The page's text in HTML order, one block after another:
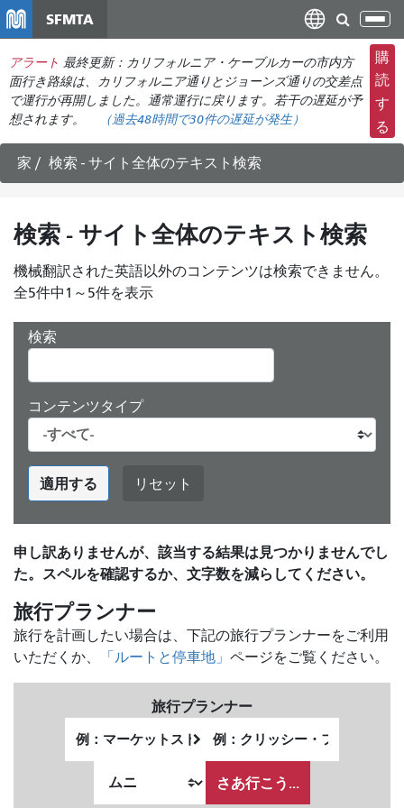
ン
コ
ン
テ
ン
ツ
に
動
SFMTA
ナ
ビ
ゲ
ー
シ
ョ
の
り
替
え
アラート 最終更新：カリフォルニア・ケーブルカーの市内方
面行き路線は、カリフォルニア通りとジョーンズ通りの交差点
で運行が再開しました。通常運行に戻ります。若干の遅延が予
想されます。
（過去48時間で30件の遅延が発生）
購
読
す
る
家 検索 - サイト全体のテキスト検索
検索 - サイト全体のテキスト検索
機械翻訳された英語以外のコンテンツは検索できません。
全5件中1～5件を表示
検索
コンテンツタイプ
適用する リセット
申し訳ありませんが、該当する結果は見つかりませんでし
た。スペルを確認するか、文字数を減らしてください。
旅行プランナー
旅行を計画したい場合は、下記の旅行プランナーをご利用
いただくか、
「ルートと停車地」 ページをご覧ください。
旅行プランナー
出
発
終
了
さあ行こう...